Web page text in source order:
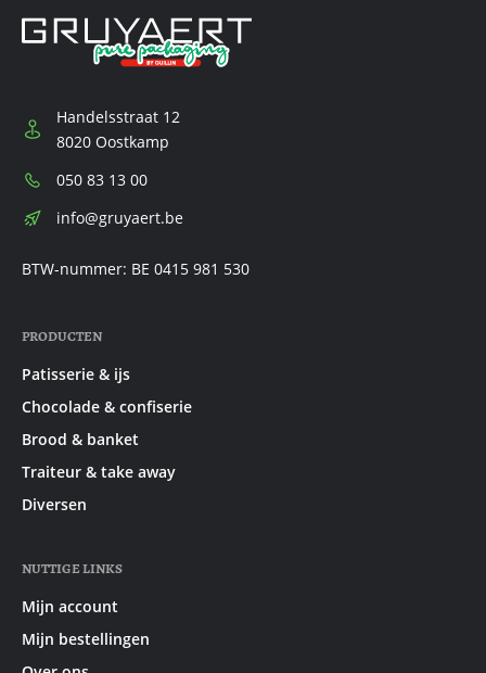
Handelsstraat 12
8020 Oostkamp
Telefoon:
050 83 13 00
E-
info@gruyaert.be
BTW-nummer: BE 0415 981 530
PRODUCTEN
Patisserie & ijs
Chocolade & confiserie
Brood & banket
Traiteur & take away
Diversen
NUTTIGE LINKS
Mijn account
Mijn bestellingen